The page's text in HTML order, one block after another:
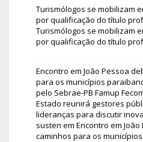
Turismólogos se mobilizam
por qualificação do título
Turismólogos se mobilizam
por qualificação do título
Encontro em João Pessoa
para os municípios
pelo Sebrae-PB Famup
Estado reunirá gestores
lideranças para discutir
susten em Encontro em
caminhos para os